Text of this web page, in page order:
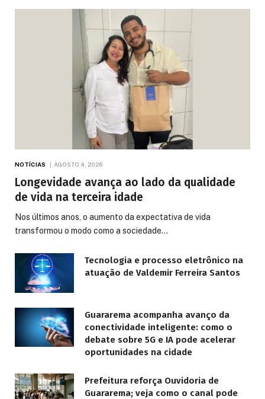
NOTÍCIAS AGOSTO 4, 2026
Longevidade avança ao lado da qualidade
de vida na terceira idade
Nos últimos anos, o aumento da expectativa de vida
transformou o modo como a sociedade…
Tecnologia e processo eletrônico na
atuação de Valdemir Ferreira Santos
Guararema acompanha avanço da
conectividade inteligente: como o
debate sobre 5G e IA pode acelerar
oportunidades na cidade
Prefeitura reforça Ouvidoria de
Guararema; veja como o canal pode